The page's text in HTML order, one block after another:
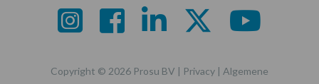
Copyright © 2026 Prosu BV | Privacy | Algemene